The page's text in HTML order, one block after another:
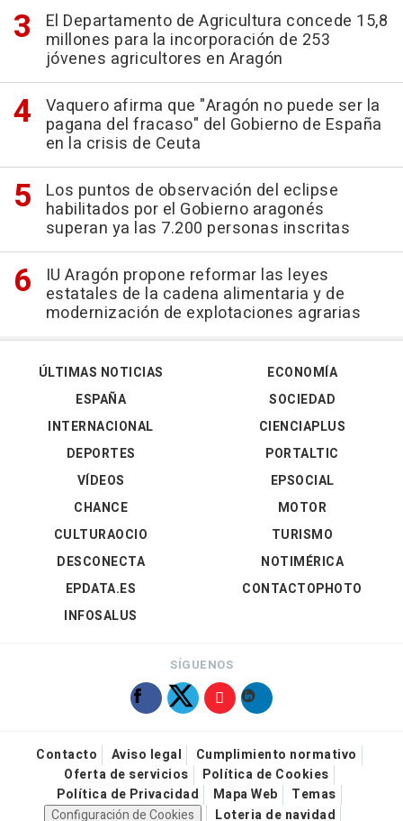
El Departamento de Agricultura concede 15,8
millones para la incorporación de 253
jóvenes agricultores en Aragón
Vaquero afirma que "Aragón no puede ser la
pagana del fracaso" del Gobierno de España
en la crisis de Ceuta
Los puntos de observación del eclipse
habilitados por el Gobierno aragonés
superan ya las 7.200 personas inscritas
IU Aragón propone reformar las leyes
estatales de la cadena alimentaria y de
modernización de explotaciones agrarias
ÚLTIMAS NOTICIAS
ESPAÑA
INTERNACIONAL
DEPORTES
VÍDEOS
ECONOMÍA
SOCIEDAD
CIENCIAPLUS
PORTALTIC
EPSOCIAL
CHANCE
CULTURAOCIO
DESCONECTA
EPDATA.ES
INFOSALUS
MOTOR
TURISMO
NOTIMÉRICA
CONTACTOPHOTO
SÍGUENOS
Contacto Aviso legal
Cumplimiento normativo
Oferta de servicios
Política de Cookies
Política de Privacidad
Mapa Web
Temas
Configuración de Cookies
Loteria de navidad